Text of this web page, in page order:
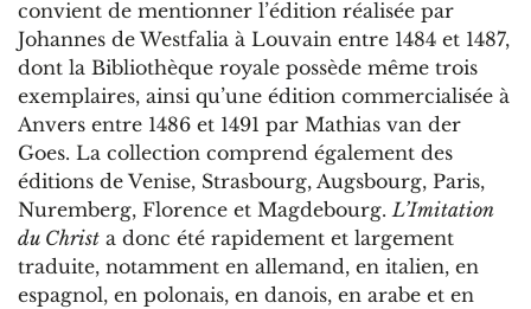
convient de mentionner l’édition réalisée par
Johannes de Westfalia à Louvain entre 1484 et 1487,
dont la Bibliothèque royale possède même trois
exemplaires, ainsi qu’une édition commercialisée à
Anvers entre 1486 et 1491 par Mathias van der
Goes. La collection comprend également des
éditions de Venise, Strasbourg, Augsbourg, Paris,
Nuremberg, Florence et Magdebourg. L’Imitation
du Christ a donc été rapidement et largement
traduite, notamment en allemand, en italien, en
espagnol, en polonais, en danois, en arabe et en